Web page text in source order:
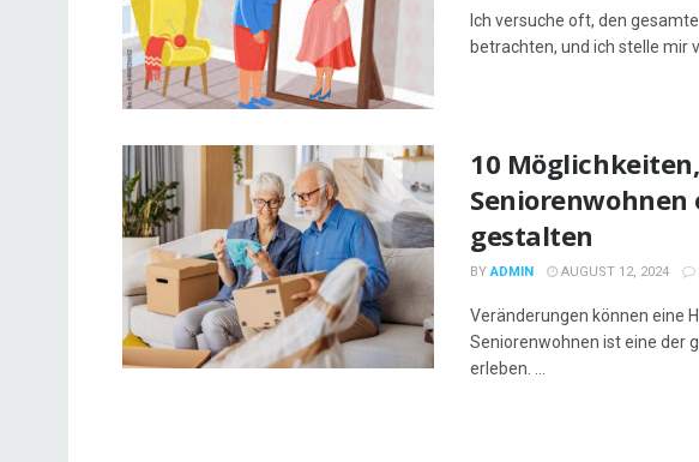
Ich versuche oft, den
betrachten, und ich stelle mir
10
gestalten
BY ADMIN AUGUST 12, 2024
Veränderungen können eine
Seniorenwohnen ist eine der
erleben. ...